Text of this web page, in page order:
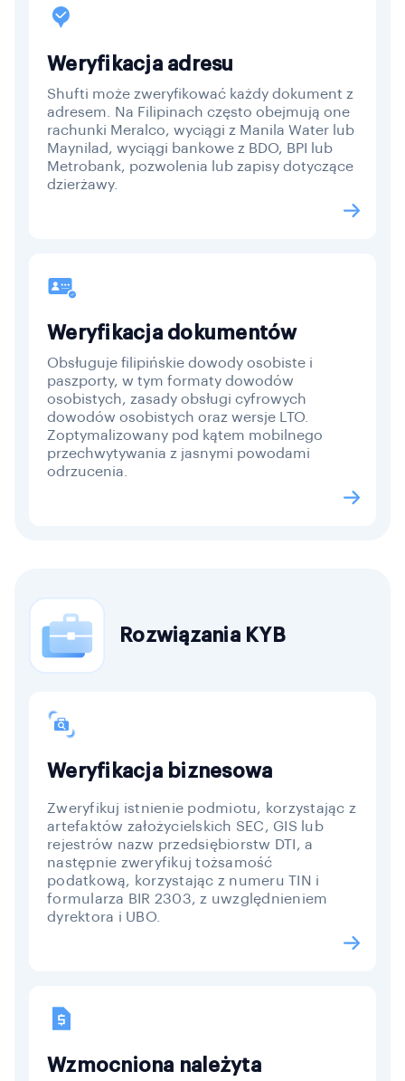
Weryfikacja adresu
Shufti może zweryfikować każdy dokument z
adresem. Na Filipinach często obejmują one
rachunki Meralco, wyciągi z Manila Water lub
Maynilad, wyciągi bankowe z BDO, BPI lub
Metrobank, pozwolenia lub zapisy dotyczące
dzierżawy.
Weryfikacja dokumentów
Obsługuje filipińskie dowody osobiste i
paszporty, w tym formaty dowodów
osobistych, zasady obsługi cyfrowych
dowodów osobistych oraz wersje LTO.
Zoptymalizowany pod kątem mobilnego
przechwytywania z jasnymi powodami
odrzucenia.
Rozwiązania KYB
Weryfikacja biznesowa
Zweryfikuj istnienie podmiotu, korzystając z
artefaktów założycielskich SEC, GIS lub
rejestrów nazw przedsiębiorstw DTI, a
następnie zweryfikuj tożsamość
podatkową, korzystając z numeru TIN i
formularza BIR 2303, z uwzględnieniem
dyrektora i UBO.
Wzmocniona należyta